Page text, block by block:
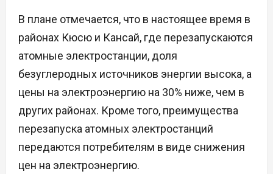
В плане отмечается, что в настоящее время в
районах Кюсю и Кансай, где перезапускаются
атомные электростанции, доля
безуглеродных источников энергии высока, а
цены на электроэнергию на 30% ниже, чем в
других районах. Кроме того, преимущества
перезапуска атомных электростанций
передаются потребителям в виде снижения
цен на электроэнергию.